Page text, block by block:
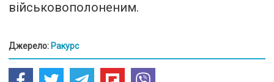
військовополоненим.
Джерело: Ракурс